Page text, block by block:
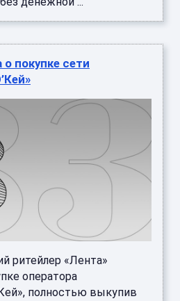
покупке сети
ритейлер «Лента»
оператора
полностью выкупив